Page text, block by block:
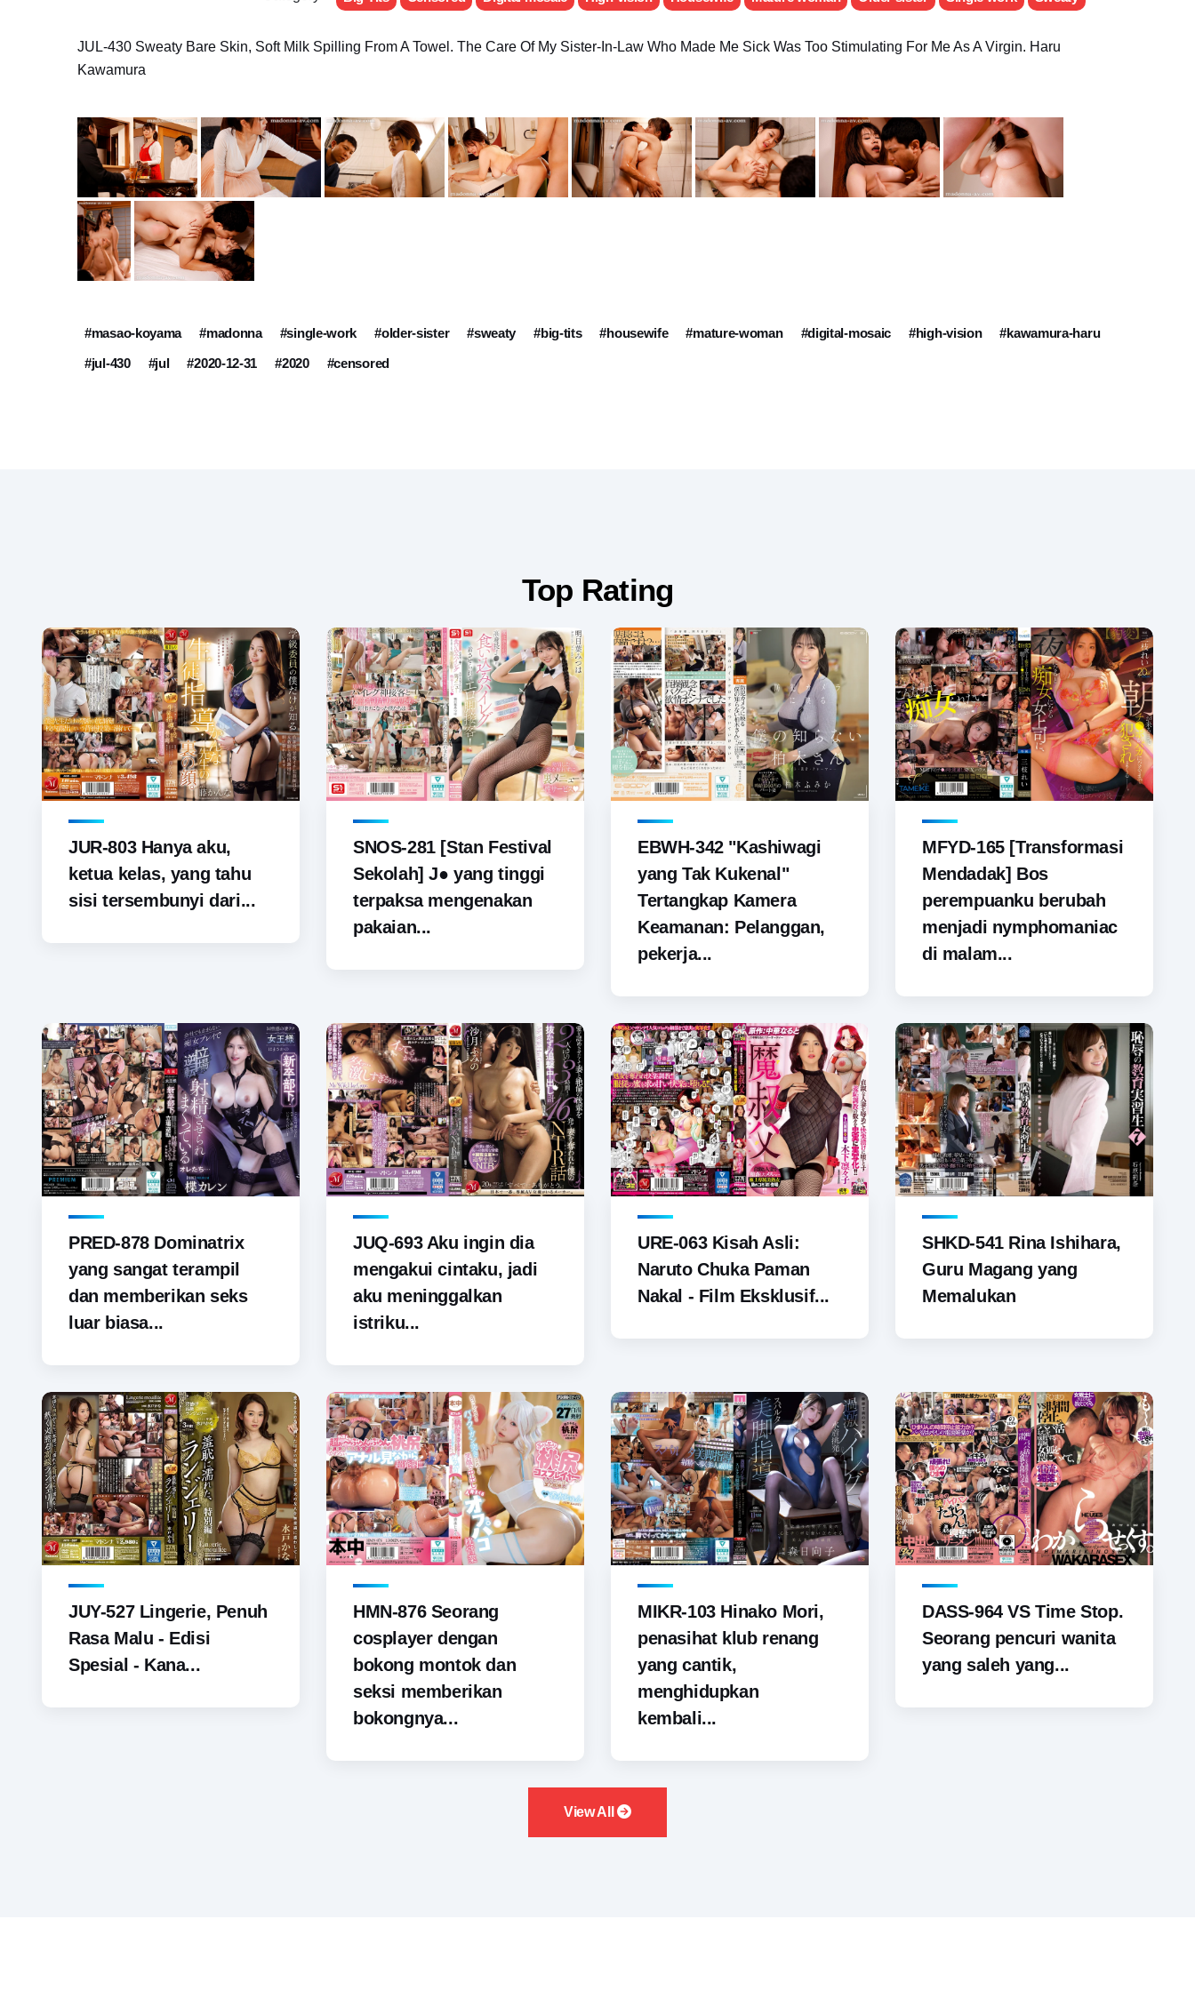
JUL-430 Sweaty Bare Skin, Soft Milk Spilling From A Towel. The Care Of My Sister-In-Law Who Made Me Sick Was Too Stimulating For Me As A Virgin. Haru
Kawamura
#masao-koyama #madonna #single-work #older-sister #sweaty #big-tits #housewife #mature-woman #digital-mosaic #high-vision
#kawamura-haru
#jul-430
#jul #2020-12-31 #2020 #censored
Top Rating
JUR-803 Hanya aku,
ketua kelas, yang tahu
sisi tersembunyi dari...
SNOS-281 [Stan Festival
Sekolah] J● yang tinggi
terpaksa mengenakan
pakaian...
EBWH-342 "Kashiwagi
yang Tak Kukenal"
Tertangkap Kamera
Keamanan: Pelanggan,
pekerja...
MFYD-165 [Transformasi
Mendadak] Bos
perempuanku berubah
menjadi nymphomaniac
di malam...
PRED-878 Dominatrix
yang sangat terampil
dan memberikan seks
luar biasa...
JUQ-693 Aku ingin dia
mengakui cintaku, jadi
aku meninggalkan
istriku...
URE-063 Kisah Asli:
Naruto Chuka Paman
Nakal - Film Eksklusif...
SHKD-541 Rina Ishihara,
Guru Magang yang
Memalukan
JUY-527 Lingerie, Penuh
Rasa Malu - Edisi
Spesial - Kana...
HMN-876 Seorang
cosplayer dengan
bokong montok dan
seksi memberikan
bokongnya...
MIKR-103 Hinako Mori,
penasihat klub renang
yang cantik,
menghidupkan
kembali...
DASS-964 VS Time Stop.
Seorang pencuri wanita
yang saleh yang...
View All